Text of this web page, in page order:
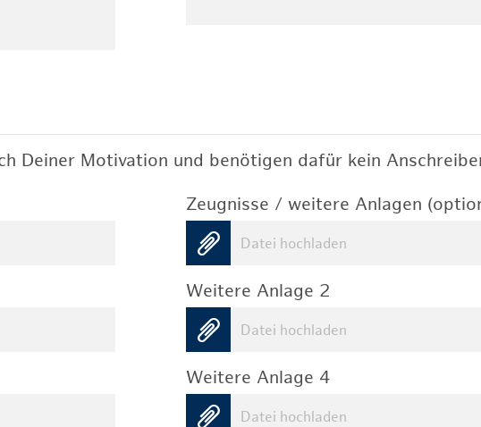
Deiner Motivation und benötigen dafür kein
Zeugnisse / weitere Anlagen
Datei hochladen
Weitere Anlage 2
Datei hochladen
Weitere Anlage 4
Datei hochladen